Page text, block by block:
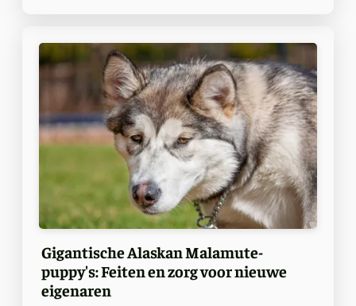
Gigantische Alaskan Malamute-
puppy's: Feiten en zorg voor nieuwe
eigenaren